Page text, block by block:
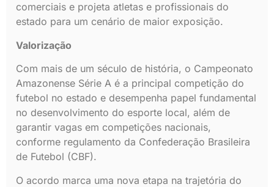
comerciais e projeta atletas e profissionais do
estado para um cenário de maior exposição.
Valorização
Com mais de um século de história, o Campeonato
Amazonense Série A é a principal competição do
futebol no estado e desempenha papel fundamental
no desenvolvimento do esporte local, além de
garantir vagas em competições nacionais,
conforme regulamento da Confederação Brasileira
de Futebol (CBF).
O acordo marca uma nova etapa na trajetória do